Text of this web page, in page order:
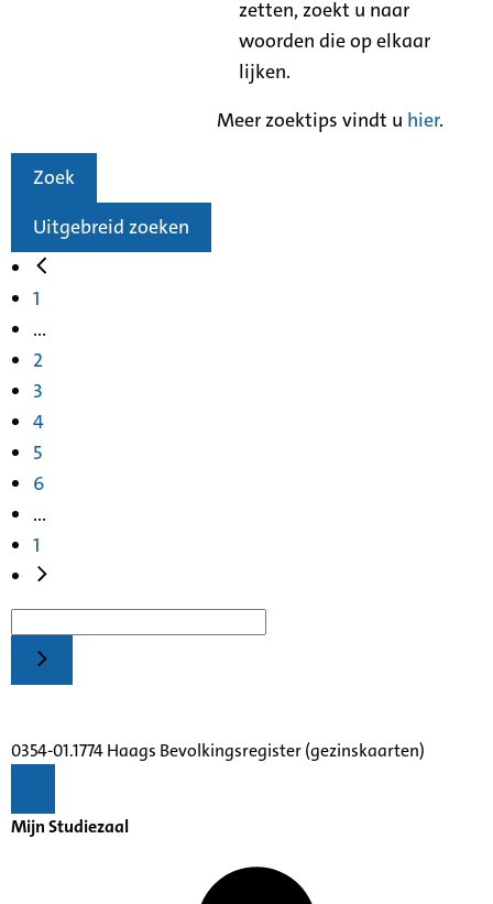
zetten, zoekt u naar
woorden die op elkaar
lijken.
Meer zoektips vindt u hier.
Zoek
Uitgebreid zoeken
1
...
2
3
4
5
6
...
1
0354-01.1774 Haags Bevolkingsregister (gezinskaarten)
Mijn Studiezaal